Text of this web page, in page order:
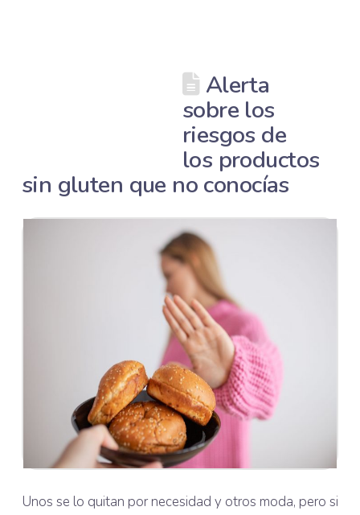
Alerta
sobre los
riesgos de
los productos
sin gluten que no conocías
Unos se lo quitan por necesidad y otros moda, pero si